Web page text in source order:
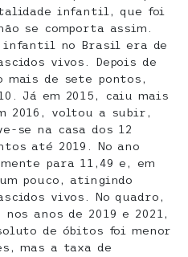
infantil, que foi
se comporta assim.
infantil no Brasil era de
vivos. Depois de
mais de sete pontos,
Já em 2015, caiu mais
2016, voltou a subir,
se na casa dos 12
até 2019. No ano
para 11,49 e, em
pouco, atingindo
vivos. No quadro,
anos de 2019 e 2021,
de óbitos foi menor
mas a taxa de